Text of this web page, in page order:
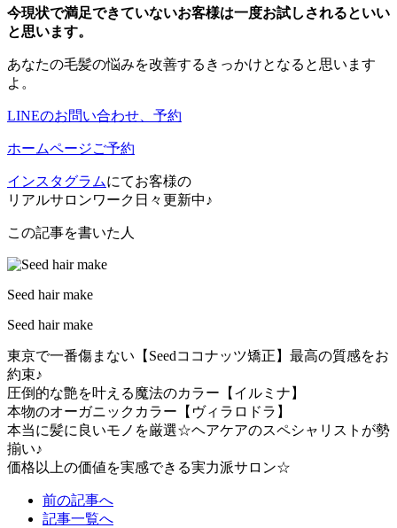
今現状で満足できていないお客様は一度お試しされるといい
と思います。
あなたの毛髪の悩みを改善するきっかけとなると思います
よ。
LINEのお問い合わせ、予約
ホームページご予約
インスタグラムにてお客様の
リアルサロンワーク日々更新中♪
この記事を書いた人
Seed hair make
Seed hair make
東京で一番傷まない【Seedココナッツ矯正】最高の質感をお
約束♪
圧倒的な艶を叶える魔法のカラー【イルミナ】
本物のオーガニックカラー【ヴィラロドラ】
本当に髪に良いモノを厳選☆ヘアケアのスペシャリストが勢
揃い♪
価格以上の価値を実感できる実力派サロン☆
前の記事へ
記事一覧へ